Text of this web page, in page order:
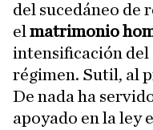
del sucedáneo de
el matrimonio
intensificación del
régimen. Sutil, al
De nada ha
apoyado en la ley